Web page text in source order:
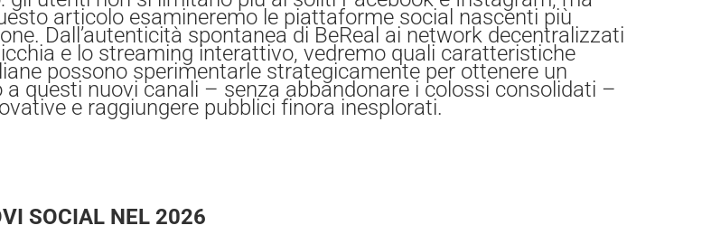
articolo esamineremo le piattaforme social nascenti più
Dall’autenticità spontanea di BeReal ai network decentralizzati
e lo streaming interattivo, vedremo quali caratteristiche
possono sperimentarle strategicamente per ottenere un
questi nuovi canali – senza abbandonare i colossi consolidati –
e raggiungere pubblici finora inesplorati.
SOCIAL NEL 2026